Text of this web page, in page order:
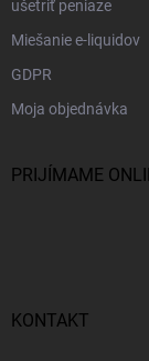
ušetriť peniaze
Miešanie e-liquidov
GDPR
Moja objednávka
PRIJÍMAME
KONTAKT